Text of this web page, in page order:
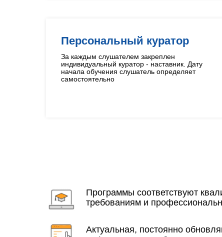
Персональный куратор
За каждым слушателем закреплен
индивидуальный куратор - наставник. Дату
начала обучения слушатель определяет
самостоятельно
Программы соответствуют
требованиям и
Актуальная, постоянно